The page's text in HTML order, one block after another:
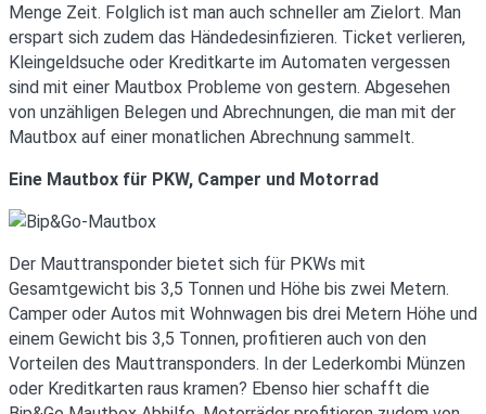
Menge Zeit. Folglich ist man auch schneller am Zielort. Man
erspart sich zudem das Händedesinfizieren. Ticket verlieren,
Kleingeldsuche oder Kreditkarte im Automaten vergessen
sind mit einer Mautbox Probleme von gestern. Abgesehen
von unzähligen Belegen und Abrechnungen, die man mit der
Mautbox auf einer monatlichen Abrechnung sammelt.
Eine Mautbox für PKW, Camper und Motorrad
Der Mauttransponder bietet sich für PKWs mit
Gesamtgewicht bis 3,5 Tonnen und Höhe bis zwei Metern.
Camper oder Autos mit Wohnwagen bis drei Metern Höhe und
einem Gewicht bis 3,5 Tonnen, profitieren auch von den
Vorteilen des Mauttransponders. In der Lederkombi Münzen
oder Kreditkarten raus kramen? Ebenso hier schafft die